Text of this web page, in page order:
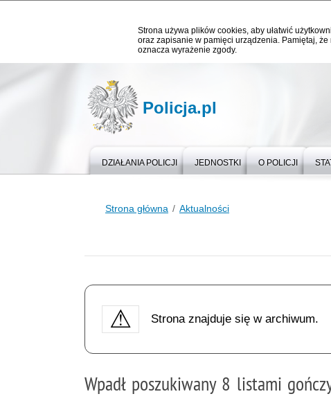
Strona używa plików cookies, aby ułatwić
oraz zapisanie w pamięci urządzenia. Pamiętaj,
oznacza wyrażenie zgody.
Policja.pl
DZIAŁANIA POLICJI JEDNOSTKI O POLICJI
Strona główna Aktualności
Strona znajduje się w archiwum.
Wpadł poszukiwany 8 listami